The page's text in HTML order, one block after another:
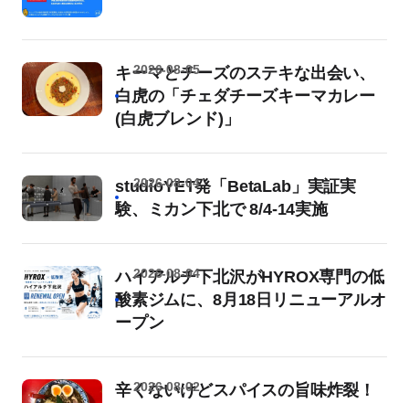
キーマとチーズのステキな出会い、
白虎の「チェダチーズキーマカレー
(白虎ブレンド)」
2026-08-05
studioYET発「BetaLab」実証実
験、ミカン下北で 8/4-14実施
2026-08-04
ハイアルチ下北沢がHYROX専門の低
酸素ジムに、8月18日リニューアルオ
ープン
2026-08-04
辛くないけどスパイスの旨味炸裂！
2026-08-02